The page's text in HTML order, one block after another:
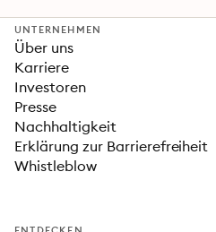
UNTERNEHMEN
Über uns
Karriere
Investoren
Presse
Nachhaltigkeit
Erklärung zur Barrierefreiheit
Whistleblow